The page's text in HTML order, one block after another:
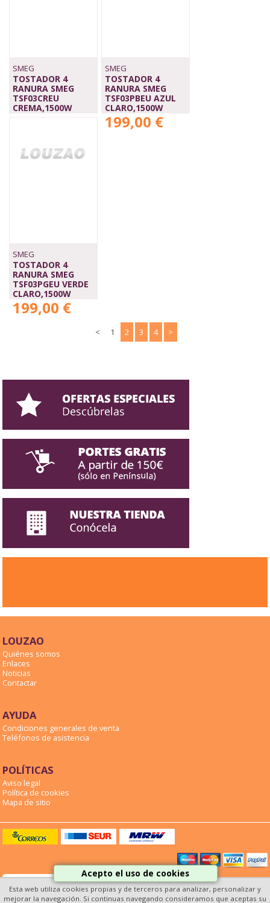
SMEG
TOSTADOR 4
RANURA SMEG
TSF03CREU
CREMA,1500W
SMEG
TOSTADOR 4
RANURA SMEG
TSF03PBEU AZUL
CLARO,1500W
199,00 €
SMEG
TOSTADOR 4
RANURA SMEG
TSF03PGEU VERDE
CLARO,1500W
199,00 €
< 1 2 3 4 >
LOUZAO
Quiénes somos
Enlaces
Noticias
Contactar
AYUDA
Condiciones generales de venta
Teléfonos de asistencia
POLÍTICAS
Aviso legal
Política de cookies
Mapa de sitio
Acepto el uso de cookies
Esta web utiliza cookies propias y de terceros para analizar, personalizar y
mejorar la navegación. Si continuas navegando consideramos que aceptas su